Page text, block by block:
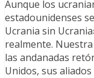
Aunque los
estadounidenses
Ucrania sin
realmente.
las andanadas
Unidos, sus aliados